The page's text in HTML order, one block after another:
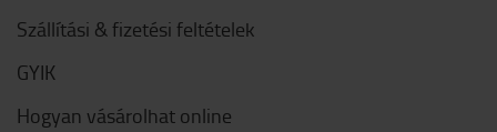
Szállítási & fizetési feltételek
GYIK
Hogyan vásárolhat online